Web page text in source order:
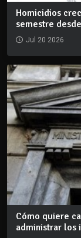
Homicidios
semestre
Jul 20 2026
Cómo quiere
administrar los